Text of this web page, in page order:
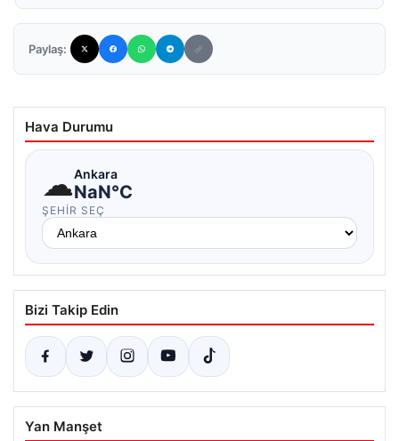
Paylaş:
Hava Durumu
☁Ankara
NaN°C
ŞEHIR SEÇ
Bizi Takip Edin
Yan Manşet